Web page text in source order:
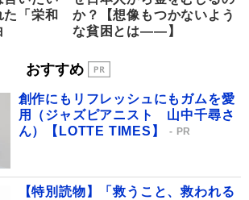
「栄和
か？【想像もつかないよう
な貧困とは――】
おすすめ
創作にもリフレッシュにもガムを愛
用（ジャズピアニスト 山中千尋さ
ん）【LOTTE TIMES】
PR
【特別読物】「救うこと、救われる